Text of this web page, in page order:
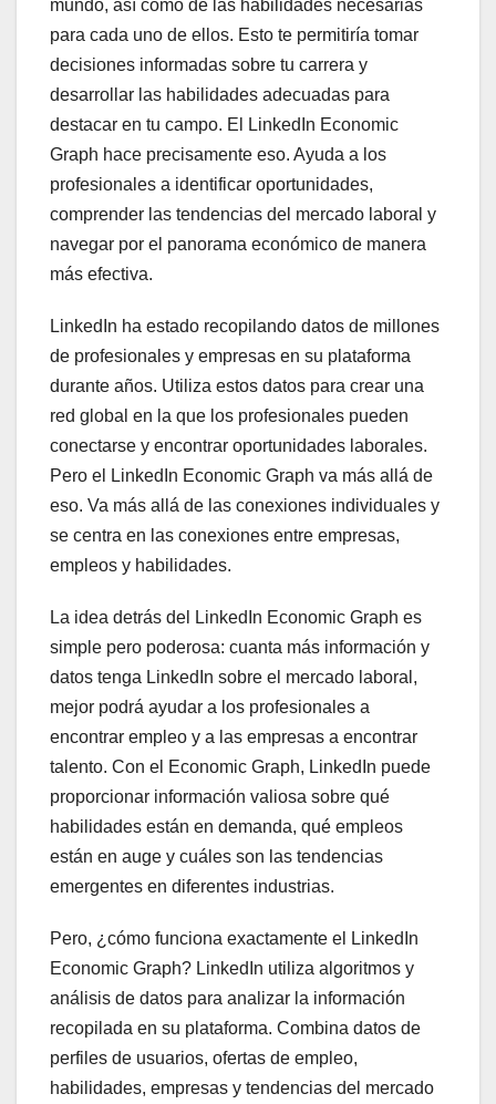
mundo, así como de las habilidades necesarias
para cada uno de ellos. Esto te permitiría tomar
decisiones informadas sobre tu carrera y
desarrollar las habilidades adecuadas para
destacar en tu campo. El LinkedIn Economic
Graph hace precisamente eso. Ayuda a los
profesionales a identificar oportunidades,
comprender las tendencias del mercado laboral y
navegar por el panorama económico de manera
más efectiva.
LinkedIn ha estado recopilando datos de millones
de profesionales y empresas en su plataforma
durante años. Utiliza estos datos para crear una
red global en la que los profesionales pueden
conectarse y encontrar oportunidades laborales.
Pero el LinkedIn Economic Graph va más allá de
eso. Va más allá de las conexiones individuales y
se centra en las conexiones entre empresas,
empleos y habilidades.
La idea detrás del LinkedIn Economic Graph es
simple pero poderosa: cuanta más información y
datos tenga LinkedIn sobre el mercado laboral,
mejor podrá ayudar a los profesionales a
encontrar empleo y a las empresas a encontrar
talento. Con el Economic Graph, LinkedIn puede
proporcionar información valiosa sobre qué
habilidades están en demanda, qué empleos
están en auge y cuáles son las tendencias
emergentes en diferentes industrias.
Pero, ¿cómo funciona exactamente el LinkedIn
Economic Graph? LinkedIn utiliza algoritmos y
análisis de datos para analizar la información
recopilada en su plataforma. Combina datos de
perfiles de usuarios, ofertas de empleo,
habilidades, empresas y tendencias del mercado